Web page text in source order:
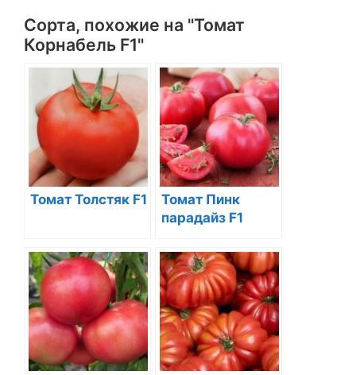
Сорта, похожие на "Томат
Корнабель F1"
Томат Толстяк F1
Томат Пинк
парадайз F1